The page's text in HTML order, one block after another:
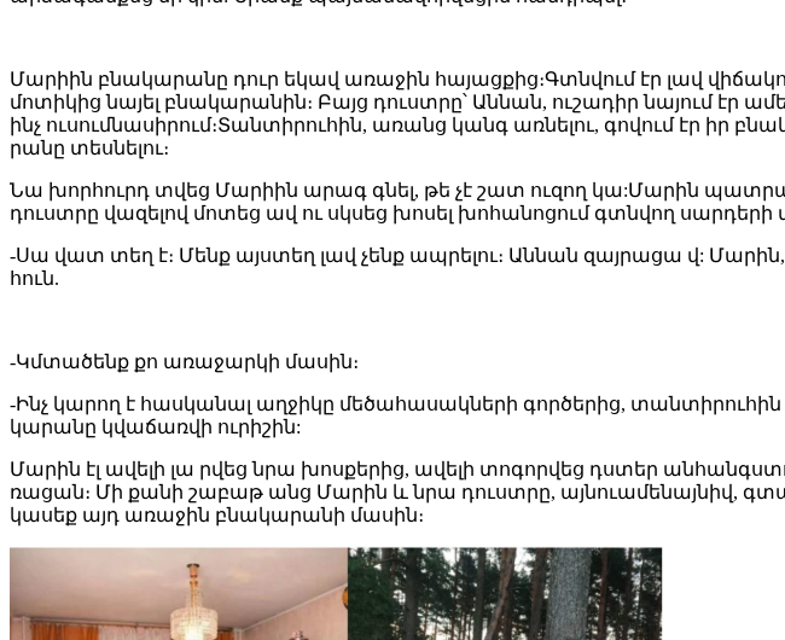
Մարիին բնակարանը դուր եկավ առաջին հայացքից։Գտնվում էր լավ
մոտիկից նայել բնակարանին։ Բայց դուստրը՝ Աննան, ուշադիր նայում էր
ինչ ուսումնասիրում։Տանտիրուհին, առանց կանգ առնելու, գովում էր իր
րանը տեսնելու։
Նա խորհուրդ տվեց Մարիին արագ գնել, թե չէ շատ ուզող կա:Մարին
դուստրը վազելով մոտեց ավ ու սկսեց խոսել խոհանոցում գտնվող
-Սա վատ տեղ է։ Մենք այստեղ լավ չենք ապրելու։ Աննան զայրացա վ:
հուն.
-Կմտածենք քո առաջարկի մասին։
-Ինչ կարող է հասկանալ աղջիկը մեծահասակների գործերից,
կարանը կվաճառվի ուրիշին:
Մարին էլ ավելի լա րվեց նրա խոսքերից, ավելի տոգորվեց դստեր
ռացան։ Մի քանի շաբաթ անց Մարին և նրա դուստրը, այնուամենայնիվ,
կասեք այդ առաջին բնակարանի մասին։